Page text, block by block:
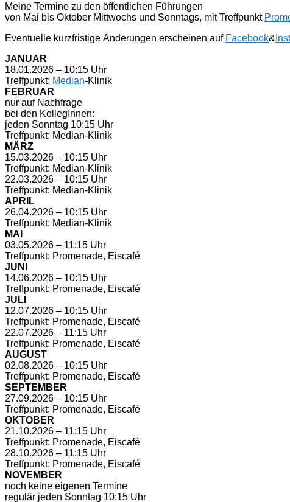
Meine Termine zu den öffentlichen Führungen
von Mai bis Oktober Mittwochs und Sonntags, mit Treffpunkt
Eventuelle kurzfristige Änderungen erscheinen auf Facebook&
JANUAR
18.01.2026 – 10:15 Uhr
Treffpunkt: Median-Klinik
FEBRUAR
nur auf Nachfrage
bei den KollegInnen:
jeden Sonntag 10:15 Uhr
Treffpunkt: Median-Klinik
MÄRZ
15.03.2026 – 10:15 Uhr
Treffpunkt: Median-Klinik
22.03.2026 – 10:15 Uhr
Treffpunkt: Median-Klinik
APRIL
26.04.2026 – 10:15 Uhr
Treffpunkt: Median-Klinik
MAI
03.05.2026 – 11:15 Uhr
Treffpunkt: Promenade, Eiscafé
JUNI
14.06.2026 – 10:15 Uhr
Treffpunkt: Promenade, Eiscafé
JULI
12.07.2026 – 10:15 Uhr
Treffpunkt: Promenade, Eiscafé
22.07.2026 – 11:15 Uhr
Treffpunkt: Promenade, Eiscafé
AUGUST
02.08.2026 – 10:15 Uhr
Treffpunkt: Promenade, Eiscafé
SEPTEMBER
27.09.2026 – 10:15 Uhr
Treffpunkt: Promenade, Eiscafé
OKTOBER
21.10.2026 – 11:15 Uhr
Treffpunkt: Promenade, Eiscafé
28.10.2026 – 11:15 Uhr
Treffpunkt: Promenade, Eiscafé
NOVEMBER
noch keine eigenen Termine
regulär jeden Sonntag 10:15 Uhr